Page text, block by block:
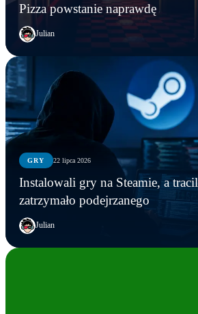
Pizza powstanie naprawdę
Julian
GRY 22 lipca 2026
Instalowali gry na Steamie, a
zatrzymało podejrzanego
Julian